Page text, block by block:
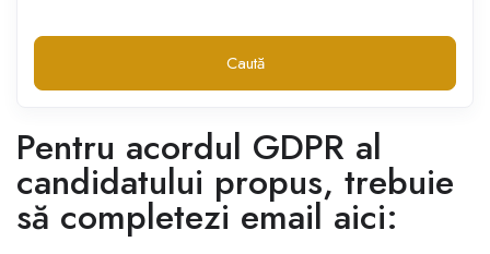
Caută
Pentru acordul GDPR al
candidatului propus, trebuie
să completezi email aici: